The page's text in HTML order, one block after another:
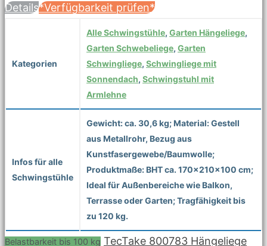
Details*Verfügbarkeit prüfen*
Kategorien
Alle Schwingstühle, Garten Hängeliege,
Garten Schwebeliege, Garten
Schwingliege, Schwingliege mit
Sonnendach, Schwingstuhl mit
Armlehne
Infos für alle
Schwingstühle
Gewicht: ca. 30,6 kg; Material: Gestell
aus Metallrohr, Bezug aus
Kunstfasergewebe/Baumwolle;
Produktmaße: BHT ca. 170x210x100 cm;
Ideal für Außenbereiche wie Balkon,
Terrasse oder Garten; Tragfähigkeit bis
zu 120 kg.
Belastbarkeit bis 100 kg TecTake 800783 Hängeliege